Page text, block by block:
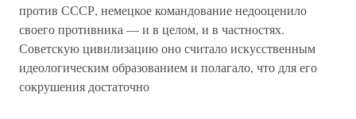
против СССР, немецкое командование недооценило
своего противника — и в целом, и в частностях.
Советскую цивилизацию оно считало искусственным
идеологическим образованием и полагало, что для его
сокрушения достаточно